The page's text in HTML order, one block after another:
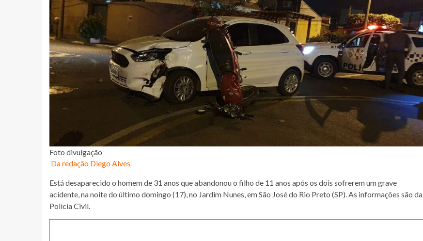
Foto divulgação
Da redação Diego Alves
Está desaparecido o homem de 31 anos que abandonou o filho de 11 anos após os dois sofrerem um grave
acidente, na noite do último domingo (17), no Jardim Nunes, em São José do Rio Preto (SP). As informações são da
Polícia Civil.